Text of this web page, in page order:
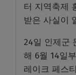
터 지역축제
받은 사실이
24일 인제군
해 6월 14일
레이크 페스